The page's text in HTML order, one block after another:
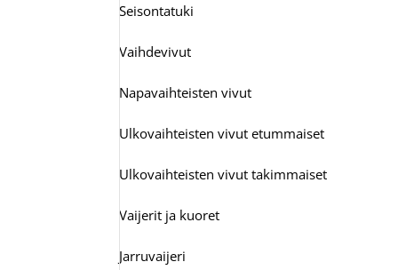
Seisontatuki
Vaihdevivut
Napavaihteisten vivut
Ulkovaihteisten vivut etummaiset
Ulkovaihteisten vivut takimmaiset
Vaijerit ja kuoret
Jarruvaijeri